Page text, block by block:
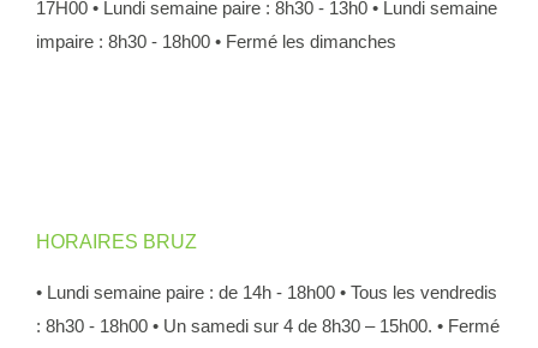
17H00 • Lundi semaine paire : 8h30 - 13h0 • Lundi semaine
impaire : 8h30 - 18h00 • Fermé les dimanches
HORAIRES BRUZ
• Lundi semaine paire : de 14h - 18h00 • Tous les vendredis
: 8h30 - 18h00 • Un samedi sur 4 de 8h30 – 15h00. • Fermé